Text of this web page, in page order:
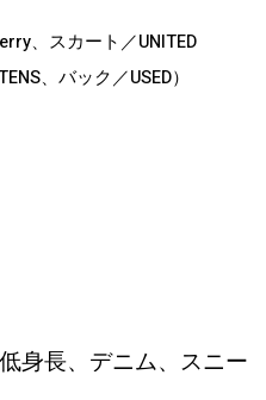
、スカート／UNITED
、バック／USED）
身長、デニム、スニー